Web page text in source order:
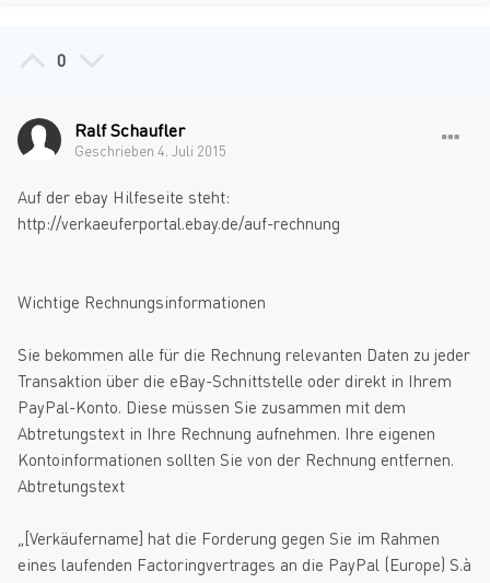
0
Ralf Schaufler
Geschrieben 4. Juli 2015
Auf der ebay Hilfeseite steht:
http://verkaeuferportal.ebay.de/auf-rechnung
Wichtige Rechnungsinformationen
Sie bekommen alle für die Rechnung relevanten Daten zu jeder
Transaktion über die eBay-Schnittstelle oder direkt in Ihrem
PayPal-Konto. Diese müssen Sie zusammen mit dem
Abtretungstext in Ihre Rechnung aufnehmen. Ihre eigenen
Kontoinformationen sollten Sie von der Rechnung entfernen.
Abtretungstext
„[Verkäufername] hat die Forderung gegen Sie im Rahmen
eines laufenden Factoringvertrages an die PayPal (Europe) S.à